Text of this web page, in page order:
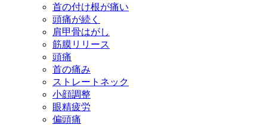
首の付け根が痛い
頭痛が続く
肩甲骨はがし
筋膜リリース
頭痛
首の痛み
ストレートネック
小顔調整
眼精疲労
偏頭痛